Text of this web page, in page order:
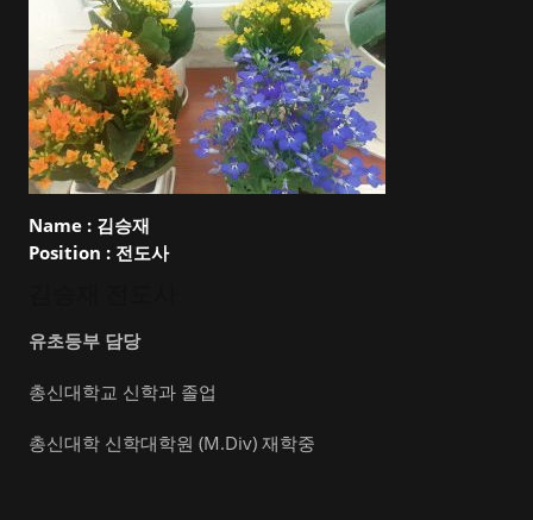
Name : 김승재
Position : 전도사
유초등부 담당
총신대학교 신학과 졸업
총신대학 신학대학원 (M.Div) 재학중